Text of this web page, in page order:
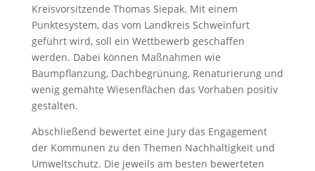
Kreisvorsitzende Thomas Siepak. Mit einem
Punktesystem, das vom Landkreis Schweinfurt
geführt wird, soll ein Wettbewerb geschaffen
werden. Dabei können Maßnahmen wie
Baumpflanzung, Dachbegrünung, Renaturierung und
wenig gemähte Wiesenflächen das Vorhaben positiv
gestalten.
Abschließend bewertet eine Jury das Engagement
der Kommunen zu den Themen Nachhaltigkeit und
Umweltschutz. Die jeweils am besten bewerteten